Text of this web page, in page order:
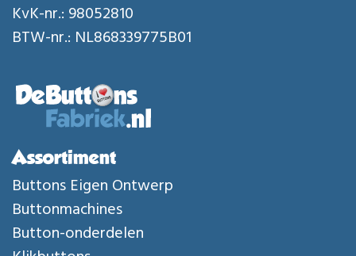
KvK-nr.: 98052810
BTW-nr.: NL868339775B01
Assortiment
Buttons Eigen Ontwerp
Buttonmachines
Button-onderdelen